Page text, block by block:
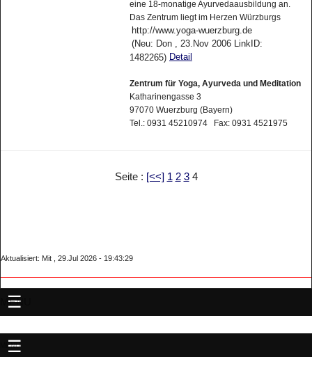
eine 18-monatige Ayurvedaausbildung an.
Das Zentrum liegt im Herzen Würzburgs
http://www.yoga-wuerzburg.de
(Neu: Don , 23.Nov 2006 LinkID:
1482265) Detail
Zentrum für Yoga, Ayurveda und Meditation
Katharinengasse 3
97070 Wuerzburg (Bayern)
Tel.: 0931 45210974 Fax: 0931 4521975
Seite : [<<] 1 2 34
Aktualisiert: Mit , 29.Jul 2026 - 19:43:29
MENU
MENU